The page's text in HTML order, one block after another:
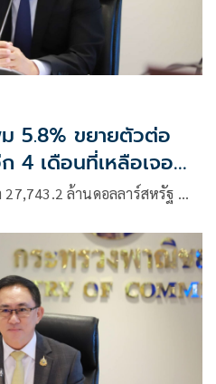
5.8% ขยายตัวต่อ
4 เดือนที่เหลือเจอ
วติดลบ
27,743.2 ล้านดอลลาร์สหรัฐ …